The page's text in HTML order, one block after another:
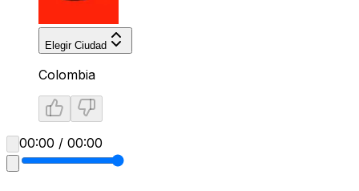
Elegir Ciudad
Colombia
00:00 / 00:00